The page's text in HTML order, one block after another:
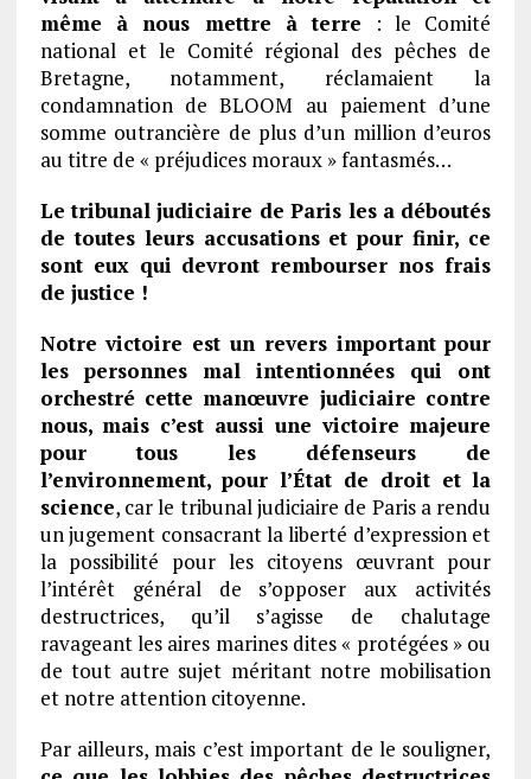
même à nous mettre à terre : le Comité
national et le Comité régional des pêches de
Bretagne, notamment, réclamaient la
condamnation de BLOOM au paiement d’une
somme outrancière de plus d’un million d’euros
au titre de « préjudices moraux » fantasmés…
Le tribunal judiciaire de Paris les a déboutés
de toutes leurs accusations et pour finir, ce
sont eux qui devront rembourser nos frais
de justice !
Notre victoire est un revers important pour
les personnes mal intentionnées qui ont
orchestré cette manœuvre judiciaire contre
nous, mais c’est aussi une victoire majeure
pour tous les défenseurs de
l’environnement, pour l’État de droit et la
science, car le tribunal judiciaire de Paris a rendu
un jugement consacrant la liberté d’expression et
la possibilité pour les citoyens œuvrant pour
l’intérêt général de s’opposer aux activités
destructrices, qu’il s’agisse de chalutage
ravageant les aires marines dites « protégées » ou
de tout autre sujet méritant notre mobilisation
et notre attention citoyenne.
Par ailleurs, mais c’est important de le souligner,